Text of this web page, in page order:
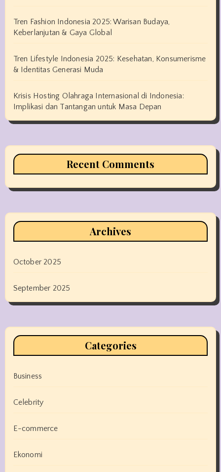
Tren Fashion Indonesia 2025: Warisan Budaya,
Keberlanjutan & Gaya Global
Tren Lifestyle Indonesia 2025: Kesehatan, Konsumerisme
& Identitas Generasi Muda
Krisis Hosting Olahraga Internasional di Indonesia:
Implikasi dan Tantangan untuk Masa Depan
Recent Comments
Archives
October 2025
September 2025
Categories
Business
Celebrity
E-commerce
Ekonomi